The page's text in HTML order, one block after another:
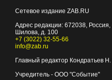
Сетевое издание ZAB.RU
Адрес редакции: 672038, Россия,
Шилова, д. 100
+7 (3022) 32-55-66
info@zab.ru
Главный редактор Кондратьев
Учредитель - ООО "Событие"